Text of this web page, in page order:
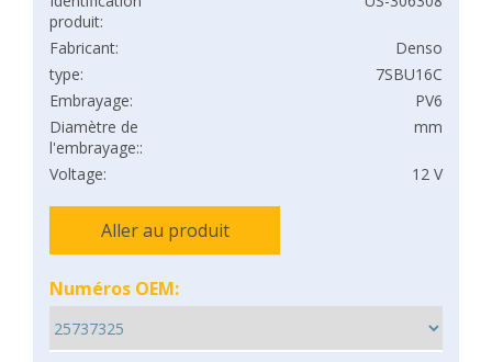
produit:
Fabricant:
Denso
type:
7SBU16C
Embrayage:
PV6
Diamètre de
l'embrayage::
mm
Voltage: 12 V
Aller au produit
Numéros OEM: